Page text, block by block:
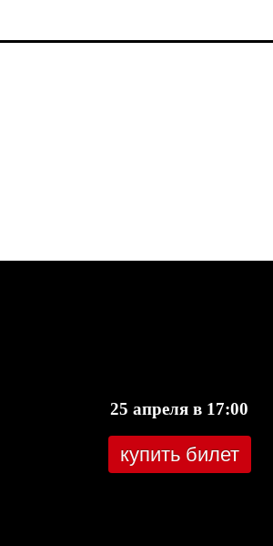
25 апреля в 17:00
купить билет